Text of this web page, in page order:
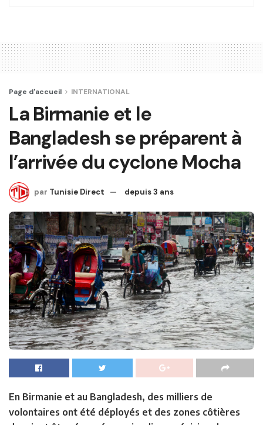
Page d'accueil INTERNATIONAL
La Birmanie et le
Bangladesh se préparent à
l’arrivée du cyclone Mocha
par Tunisie Direct depuis 3 ans
En Birmanie et au Bangladesh, des milliers de
volontaires ont été déployés et des zones côtières